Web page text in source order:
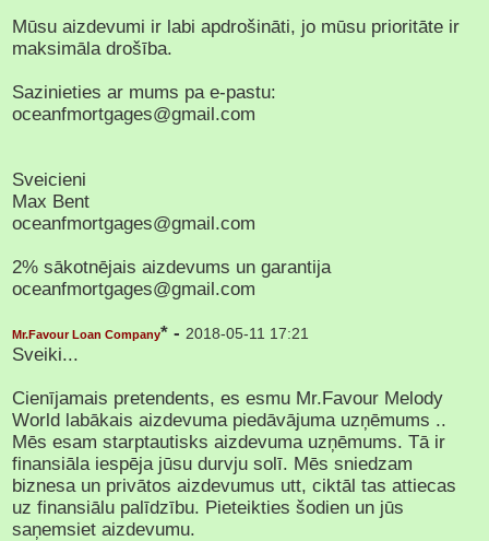
Mūsu aizdevumi ir labi apdrošināti, jo mūsu prioritāte ir
maksimāla drošība.
Sazinieties ar mums pa e-pastu:
oceanfmortgages@gmail.com
Sveicieni
Max Bent
oceanfmortgages@gmail.com
2% sākotnējais aizdevums un garantija
oceanfmortgages@gmail.com
Mr.Favour Loan Company* - 2018-05-11 17:21
Sveiki...
Cienījamais pretendents, es esmu Mr.Favour Melody
World labākais aizdevuma piedāvājuma uzņēmums ..
Mēs esam starptautisks aizdevuma uzņēmums. Tā ir
finansiāla iespēja jūsu durvju solī. Mēs sniedzam
biznesa un privātos aizdevumus utt, ciktāl tas attiecas
uz finansiālu palīdzību. Pieteikties šodien un jūs
saņemsiet aizdevumu.